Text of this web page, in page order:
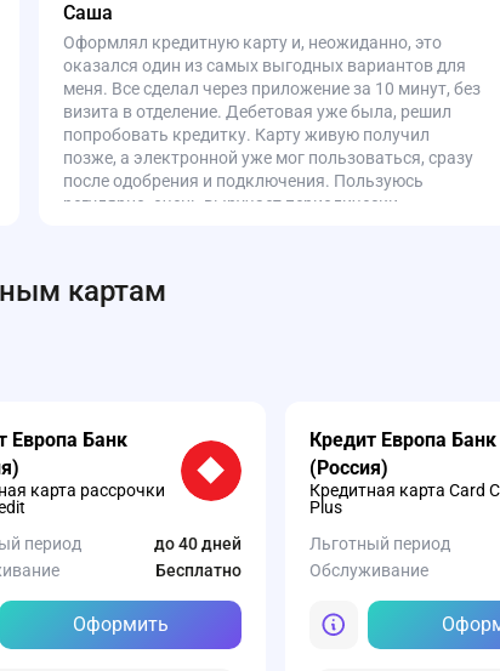
Саша
Оформлял кредитную карту и, неожиданно, это
оказался один из самых выгодных вариантов для
меня. Все сделал через приложение за 10 минут, без
визита в отделение. Дебетовая уже была, решил
попробовать кредитку. Карту живую получил
позже, а электронной уже мог пользоваться, сразу
после одобрения и подключения. Пользуюсь
регулярно, очень выручает периодически.
картам
Европа Банк
карта рассрочки
период
до 40 дней
Бесплатно
Оформить
Кредит Европа Банк
(Россия)
Кредитная карта Card
Plus
Льготный период
Обслуживание